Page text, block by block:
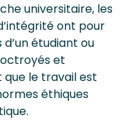
universitaire, les
ont pour
étudiant ou
et
le travail est
éthiques